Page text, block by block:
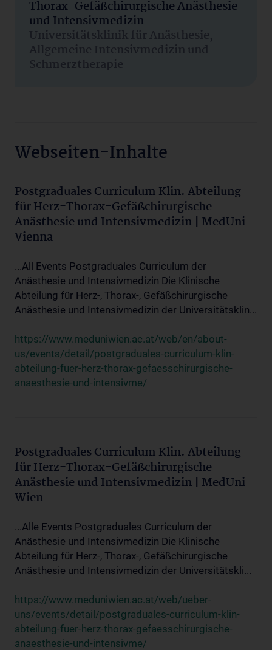
Thorax-Gefäßchirurgische Anästhesie
und Intensivmedizin
Universitätsklinik für Anästhesie,
Allgemeine Intensivmedizin und
Schmerztherapie
Webseiten-Inhalte
Postgraduales Curriculum Klin. Abteilung
für Herz-Thorax-Gefäßchirurgische
Anästhesie und Intensivmedizin | MedUni
Vienna
...All Events Postgraduales Curriculum der
Anästhesie und Intensivmedizin Die Klinische
Abteilung für Herz-, Thorax-, Gefäßchirurgische
Anästhesie und Intensivmedizin der Universitätsklin...
https://www.meduniwien.ac.at/web/en/about-
us/events/detail/postgraduales-curriculum-klin-
abteilung-fuer-herz-thorax-gefaesschirurgische-
anaesthesie-und-intensivme/
Postgraduales Curriculum Klin. Abteilung
für Herz-Thorax-Gefäßchirurgische
Anästhesie und Intensivmedizin | MedUni
Wien
...Alle Events Postgraduales Curriculum der
Anästhesie und Intensivmedizin Die Klinische
Abteilung für Herz-, Thorax-, Gefäßchirurgische
Anästhesie und Intensivmedizin der Universitätskli...
https://www.meduniwien.ac.at/web/ueber-
uns/events/detail/postgraduales-curriculum-klin-
abteilung-fuer-herz-thorax-gefaesschirurgische-
anaesthesie-und-intensivme/